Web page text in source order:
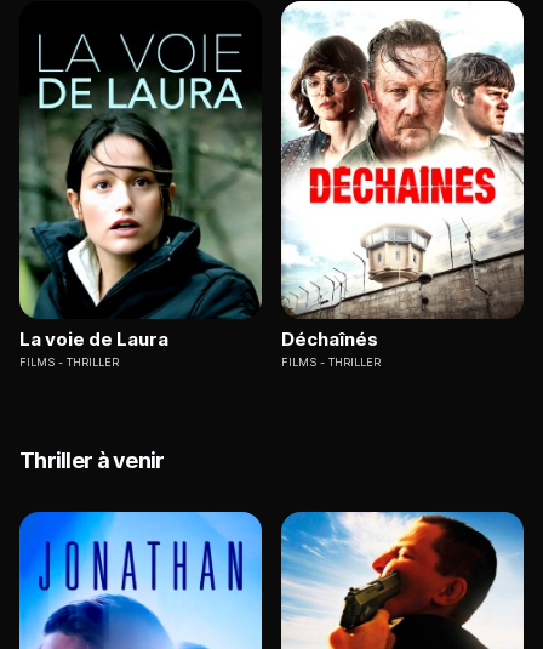
La voie de Laura
FILMS THRILLER
Déchaînés
FILMS THRILLER
Thriller à venir